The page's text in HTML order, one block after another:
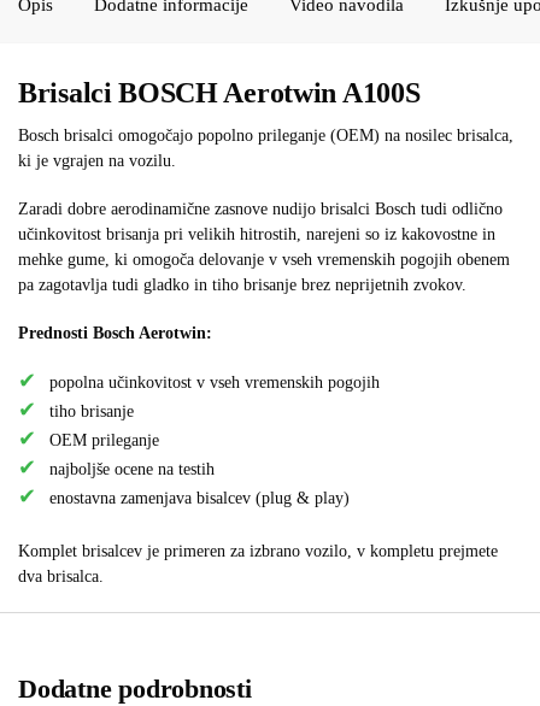
Opis Dodatne informacije Video navodila Izkušnje
Brisalci BOSCH Aerotwin A100S
Bosch brisalci omogočajo popolno prileganje (OEM) na nosilec brisalca,
ki je vgrajen na vozilu.
Zaradi dobre aerodinamične zasnove nudijo brisalci Bosch tudi odlično
učinkovitost brisanja pri velikih hitrostih, narejeni so iz kakovostne in
mehke gume, ki omogoča delovanje v vseh vremenskih pogojih obenem
pa zagotavlja tudi gladko in tiho brisanje brez neprijetnih zvokov.
Prednosti Bosch Aerotwin:
popolna učinkovitost v vseh vremenskih pogojih
tiho brisanje
OEM prileganje
najboljše ocene na testih
enostavna zamenjava bisalcev (plug & play)
Komplet brisalcev je primeren za izbrano vozilo, v kompletu prejmete
dva brisalca.
Dodatne podrobnosti